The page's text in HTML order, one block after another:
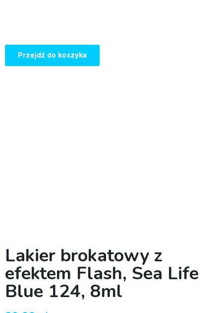
Przejdź do koszyka
Lakier brokatowy z
efektem Flash, Sea Life
Blue 124, 8ml